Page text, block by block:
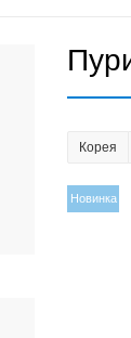
Корея
Новинка